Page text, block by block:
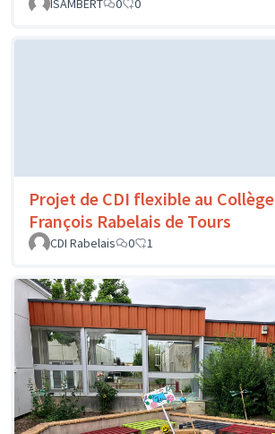
ISAMBERT
0 0
Projet de CDI flexible au Collège
François Rabelais de Tours
CDI Rabelais
0 1